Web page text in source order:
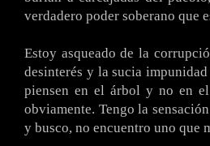
verdadero poder soberano que
Estoy asqueado de la
desinterés y la sucia
piensen en el árbol y no en
obviamente. Tengo la
y busco, no encuentro uno que